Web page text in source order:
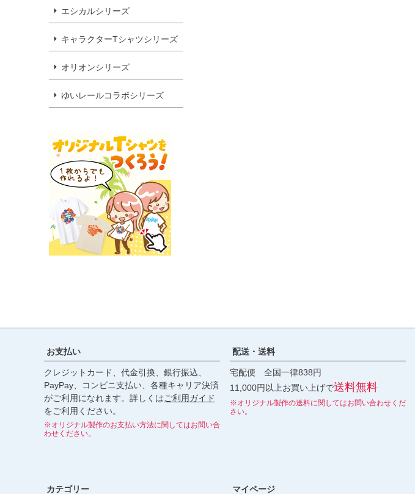
エシカルシリーズ
キャラクターTシャツシリーズ
オリオンシリーズ
ゆいレールコラボシリーズ
お支払い
クレジットカード、代金引換、銀行振込、
PayPay、コンビニ支払い、各種キャリア決済
がご利用になれます。詳しくはご利用ガイド
をご利用ください。
※オリジナル製作のお支払い方法に関してはお問い合
わせください。
配送・送料
宅配便 全国一律838円
11,000円以上お買い上げで送料無料
※オリジナル製作の送料に関してはお問い合わせくだ
さい。
カテゴリー マイページ